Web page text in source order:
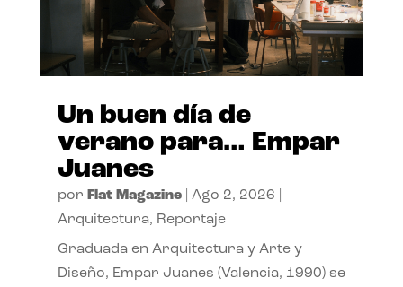
Un buen día de
verano para… Empar
Juanes
por Flat Magazine| Ago 2, 2026
Arquitectura, Reportaje
Graduada en Arquitectura y Arte y
Diseño, Empar Juanes (Valencia, 1990) se